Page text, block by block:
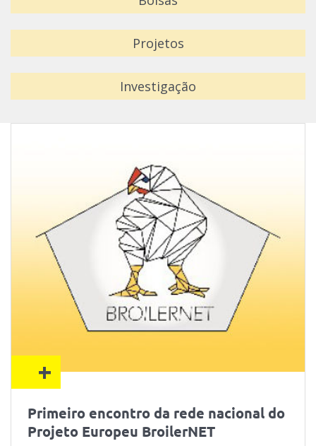
Projetos
Investigação
+
Primeiro encontro da rede nacional do
Projeto Europeu BroilerNET